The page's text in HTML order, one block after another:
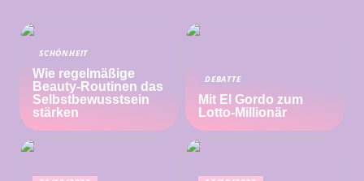
SCHÖNHEIT
Wie regelmäßige
Beauty-Routinen das
Selbstbewusstsein
stärken
DEBATTE
Mit El Gordo zum
Lotto-Millionär